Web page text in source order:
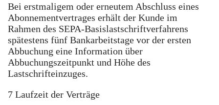
Bei erstmaligem oder erneutem Abschluss eines
Abonnementvertrages erhält der Kunde im
Rahmen des SEPA-Basislastschriftverfahrens
spätestens fünf Bankarbeitstage vor der ersten
Abbuchung eine Information über
Abbuchungszeitpunkt und Höhe des
Lastschrifteinzuges.
7 Laufzeit der Verträge